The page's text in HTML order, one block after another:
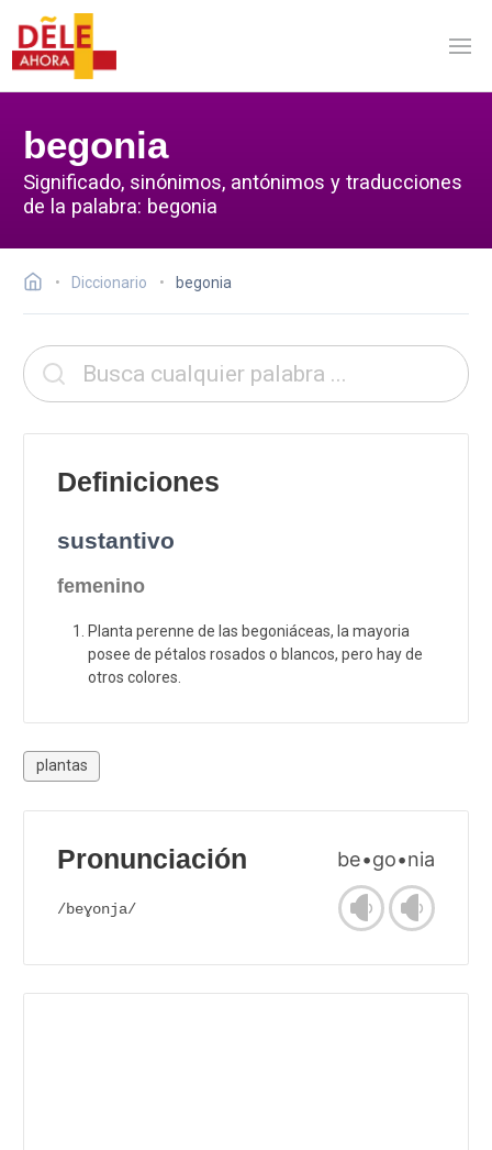
begonia
Significado, sinónimos, antónimos y traducciones
de la palabra: begonia
Diccionario begonia
Definiciones
sustantivo
femenino
Planta perenne de las begoniáceas, la mayoria
posee de pétalos rosados o blancos, pero hay de
otros colores.
plantas
Pronunciación be•go•nia
/beɣonja/